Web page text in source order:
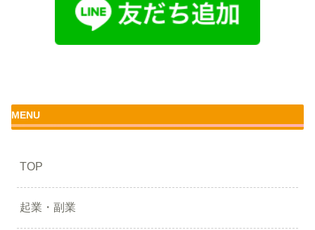
MENU
TOP
起業・副業